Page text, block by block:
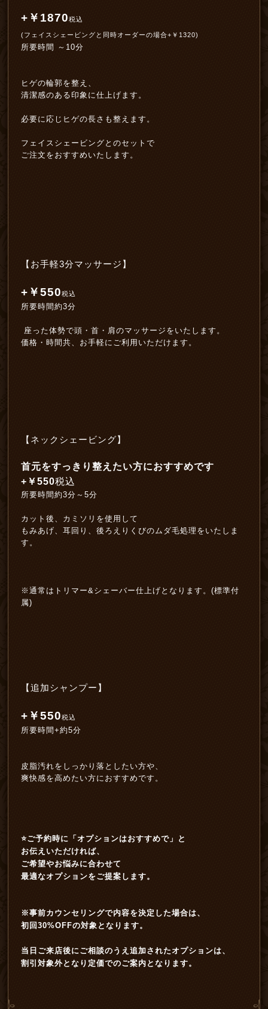
+￥1870税込
(フェイスシェービングと同時オーダーの場合+￥1320)
所要時間 ～10分
ヒゲの輪郭を整え、
清潔感のある印象に仕上げます。
必要に応じヒゲの長さも整えます。
フェイスシェービングとのセットで
ご注文をおすすめいたします。
【お手軽3分マッサージ】
+￥550税込
所要時間約3分
座った体勢で頭・首・肩のマッサージをいたします。
価格・時間共、お手軽にご利用いただけます。
【ネックシェービング】
首元をすっきり整えたい方におすすめです
+￥550税込
所要時間約3分～5分
カット後、カミソリを使用して
もみあげ、耳回り、後ろえりくびのムダ毛処理をいたしま
す。
※通常はトリマー&シェーバー仕上げとなります。(標準付
属)
【追加シャンプー】
+￥550税込
所要時間+約5分
皮脂汚れをしっかり落としたい方や、
爽快感を高めたい方におすすめです。
⭐️ご予約時に「オプションはおすすめで」と
お伝えいただければ、
ご希望やお悩みに合わせて
最適なオプションをご提案します。
※事前カウンセリングで内容を決定した場合は、
初回30%OFFの対象となります。
当日ご来店後にご相談のうえ追加されたオプションは、
割引対象外となり定価でのご案内となります。